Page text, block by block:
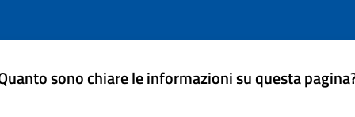
sono chiare le informazioni su questa